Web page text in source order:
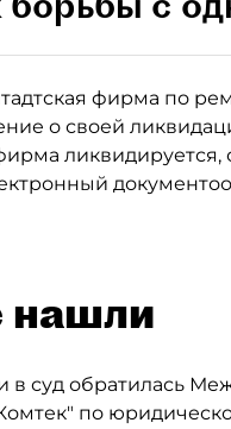
фирма по
о своей
нашли
в суд обратилась
по